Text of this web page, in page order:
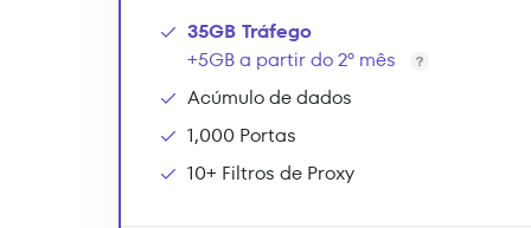
35GB Tráfego
+5GB a partir do 2º mês
Acúmulo de dados
1,000 Portas
10+ Filtros de Proxy